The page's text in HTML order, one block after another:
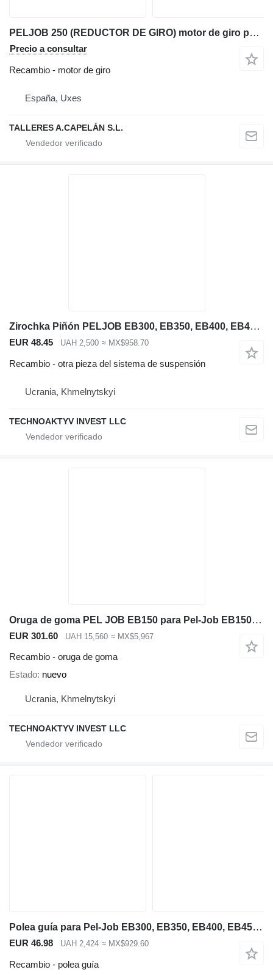
PELJOB 250 (REDUCTOR DE GIRO) motor de giro para Pel-Job 250 miniexcavadora
Precio a consultar
Recambio - motor de giro
España, Uxes
TALLERES A.CAPELÁN S.L.
Zirochka Piñón PELJOB EB300, EB350, EB400, EB450, LS286, LS386, TB25 otra pieza del sistema de suspensión para Pel-Job EB300, EB350, EB400, EB450, LS286, LS386, TB25 miniexcavadora
EUR 48.45 UAH 2,500 ≈ MX$958.70
Recambio - otra pieza del sistema de suspensión
Ucrania, Khmelnytskyi
TECHNOAKTYV INVEST LLC
Oruga de goma PEL JOB EB150 para Pel-Job EB150 miniexcavadora
EUR 301.60 UAH 15,560 ≈ MX$5,967
Recambio - oruga de goma
Estado nuevo
Ucrania, Khmelnytskyi
TECHNOAKTYV INVEST LLC
Polea guía para Pel-Job EB300, EB350, EB400, EB450, LS286, LS386, TB25 miniexcavadora
EUR 46.98 UAH 2,424 ≈ MX$929.60
Recambio - polea guía